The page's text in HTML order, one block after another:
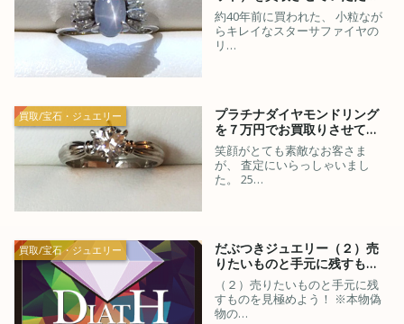
約40年前に買われた、 小粒なが
らキレイなスターサファイヤの
リ…
買取/宝石・ジュエリー
プラチナダイヤモンドリング
を７万円でお買取りさせて…
笑顔がとても素敵なお客さま
が、 査定にいらっしゃいまし
た。 25…
買取/宝石・ジュエリー
だぶつきジュエリー（２）売
りたいものと手元に残すも…
（２）売りたいものと手元に残
すものを見極めよう！ ※本物偽
物の…